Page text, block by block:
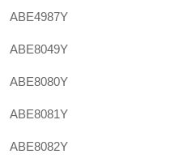
ABE4987Y
ABE8049Y
ABE8080Y
ABE8081Y
ABE8082Y